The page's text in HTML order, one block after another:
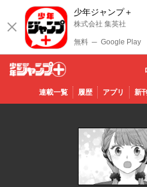
少年ジャンプ＋
株式会社 集英社
無料 ─ Google Play
少年ジ
ャンプ
連載一覧 履歴 アプリ 新